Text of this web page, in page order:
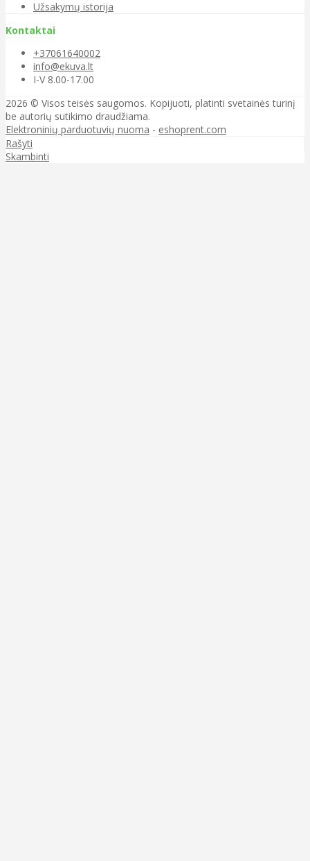
Užsakymų istorija
Kontaktai
+37061640002
info@ekuva.lt
I-V 8.00-17.00
2026 © Visos teisės saugomos. Kopijuoti, platinti svetainės turinį
be autorių sutikimo draudžiama.
Elektroninių parduotuvių nuoma - eshoprent.com
Rašyti
Skambinti